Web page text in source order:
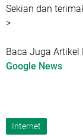
Sekian dan
>
Baca Juga Artikel
Google News
Internet